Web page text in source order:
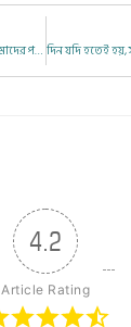
আশা করবো আমাদের সরকার আমাদের পছন্দ এবং প্রয়োজন অনুযায়ী সিদ্ধান্ত নেবেন।
4.2
Article Rating